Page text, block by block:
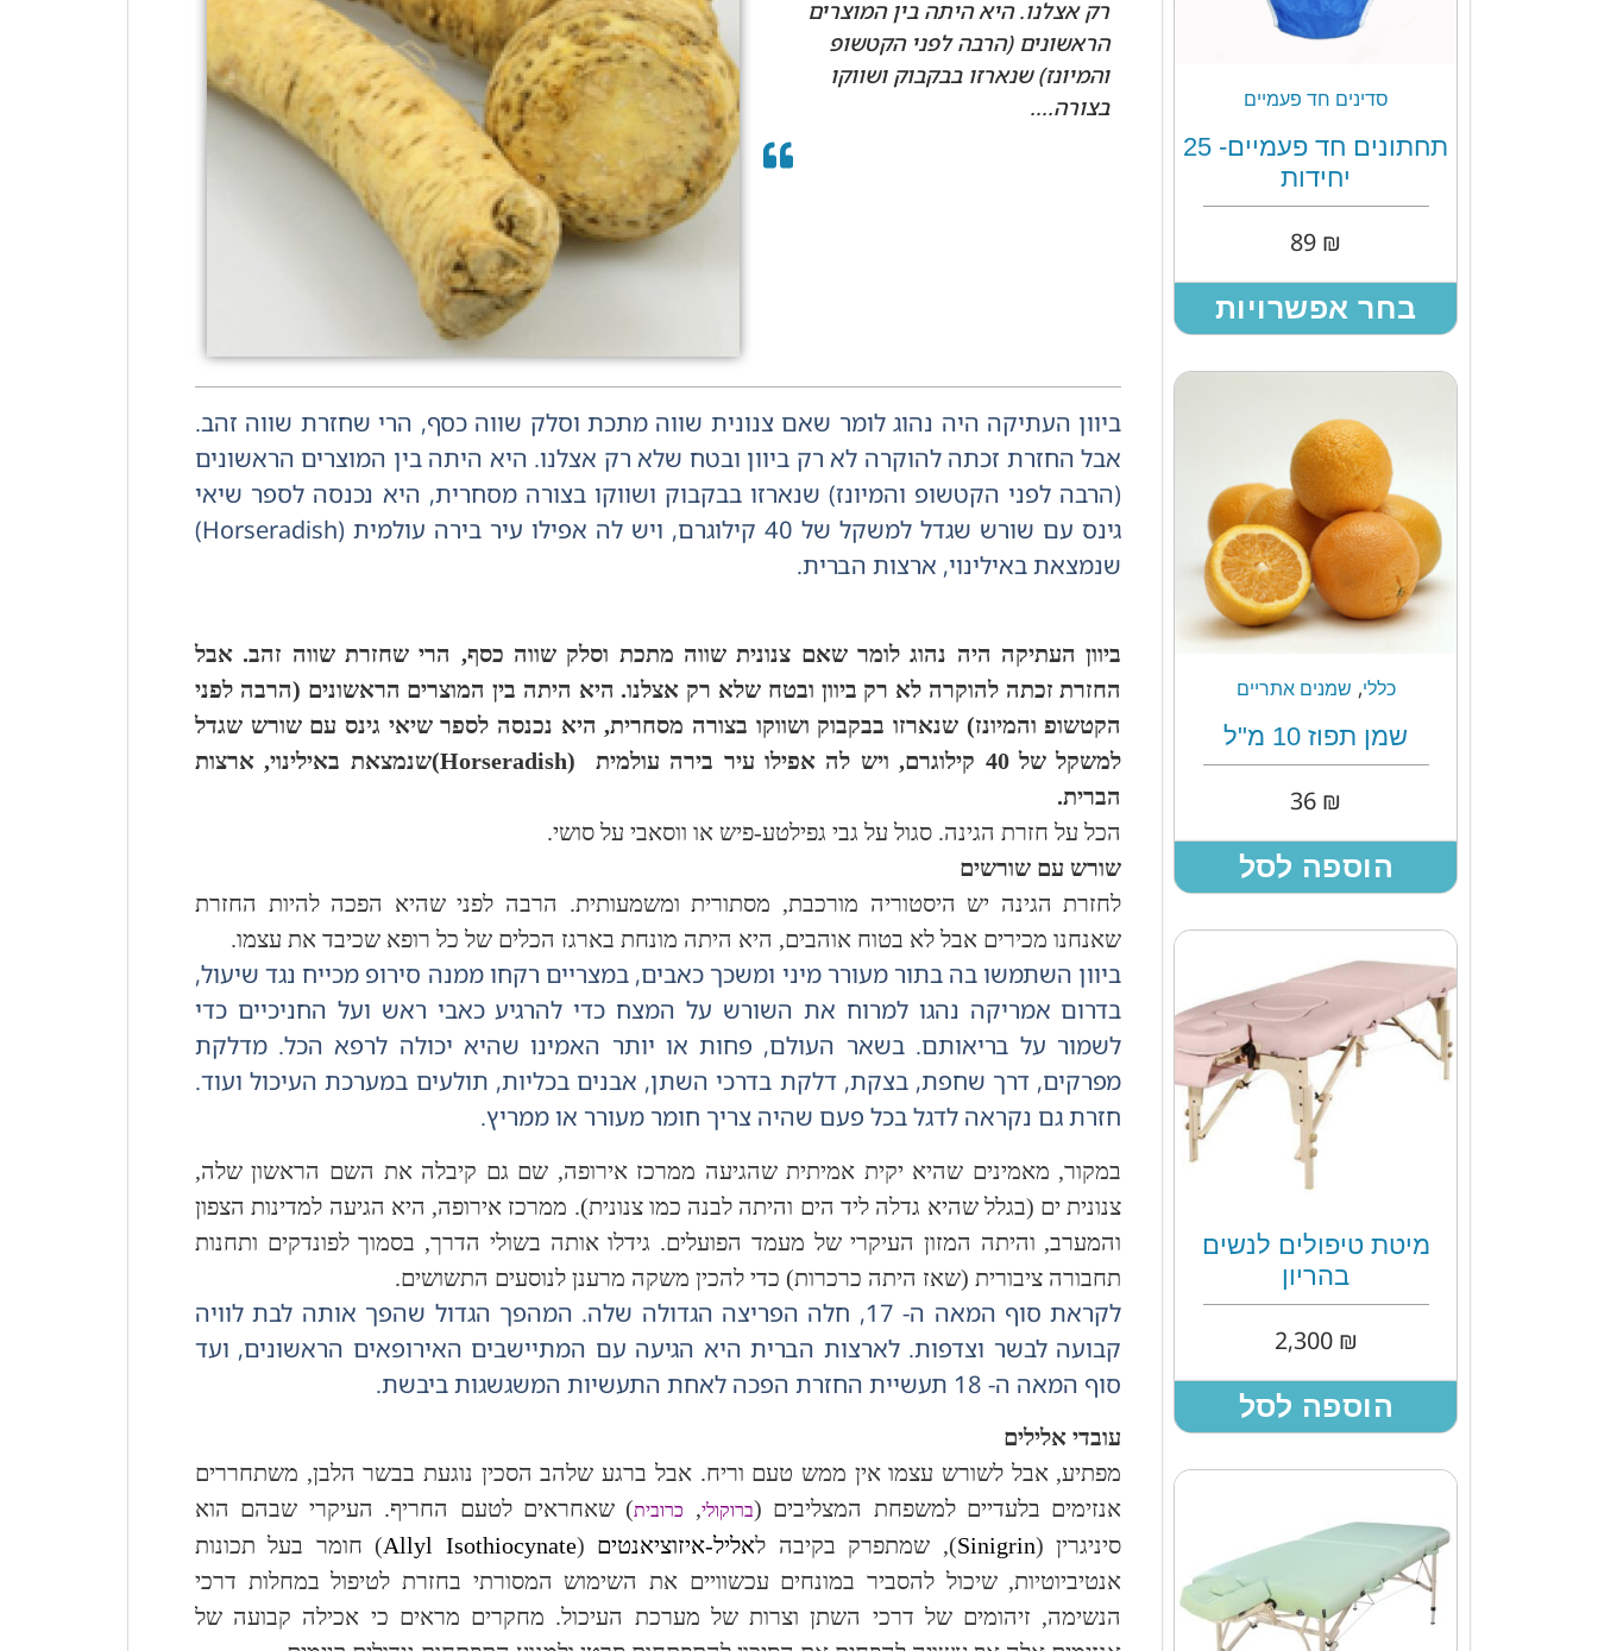
סדינים חד פעמיים
תחתונים חד פעמיים- 25
יחידות
₪
בחר אפשרויות
כללי, שמנים אתריים
שמן תפוז 10 מ"ל
₪
הוספה לסל
מיטת טיפולים לנשים
בהריון
₪
2,300
הוספה לסל
רק אצלנו. היא היתה בין המוצרים
הראשונים (הרבה לפני הקטשופ
והמיונז) שנארזו בבקבוק ושווקו
בצורה....
ביוון העתיקה היה נהוג לומר שאם צנונית שווה מתכת וסלק שווה כסף, הרי שחזרת שווה זהב.
אבל החזרת זכתה להוקרה לא רק ביוון ובטח שלא רק אצלנו. היא היתה בין המוצרים הראשונים
(הרבה לפני הקטשופ והמיונז) שנארזו בבקבוק ושווקו בצורה מסחרית, היא נכנסה לספר שיאי
גינס עם שורש שגדל למשקל של 40 קילוגרם, ויש לה אפילו עיר בירה עולמית (Horseradish)
שנמצאת באילינוי, ארצות הברית.
ביוון העתיקה היה נהוג לומר שאם צנונית שווה מתכת וסלק שווה כסף, הרי שחזרת שווה זהב. אבל
החזרת זכתה להוקרה לא רק ביוון ובטח שלא רק אצלנו. היא היתה בין המוצרים הראשונים (הרבה לפני
הקטשופ והמיונז) שנארזו בבקבוק ושווקו בצורה מסחרית, היא נכנסה לספר שיאי גינס עם שורש שגדל
למשקל של 40 קילוגרם, ויש לה אפילו עיר בירה עולמית
(Horseradish)שנמצאת באילינוי, ארצות
הברית.
הכל על חזרת הגינה. סגול על גבי גפילטע-פיש או ווסאבי על סושי.
שורש עם שורשים
לחזרת הגינה יש היסטוריה מורכבת, מסתורית ומשמעותית. הרבה לפני שהיא הפכה להיות החזרת
שאנחנו מכירים אבל לא בטוח אוהבים, היא היתה מונחת בארגז הכלים של כל רופא שכיבד את עצמו.
ביוון השתמשו בה בתור מעורר מיני ומשכך כאבים, במצריים רקחו ממנה סירופ מכייח נגד שיעול,
בדרום אמריקה נהגו למרוח את השורש על המצח כדי להרגיע כאבי ראש ועל החניכיים כדי
לשמור על בריאותם. בשאר העולם, פחות או יותר האמינו שהיא יכולה לרפא הכל.מדלקת
מפרקים, דרך שחפת, בצקת, דלקת בדרכי השתן, אבנים בכליות, תולעים במערכת העיכול ועוד.
חזרת גם נקראה לדגל בכל פעם שהיה צריך חומר מעורר או ממריץ.
במקור, מאמינים שהיא יקית אמיתית שהגיעה ממרכז אירופה, שם גם קיבלה את השם הראשון שלה,
צנונית ים (בגלל שהיא גדלה ליד הים והיתה לבנה כמו צנונית). ממרכז אירופה, היא הגיעה למדינות הצפון
והמערב, והיתה המזון העיקרי של מעמד הפועלים. גידלו אותה בשולי הדרך, בסמוך לפונדקים ותחנות
תחבורה ציבורית (שאז היתה כרכרות) כדי להכין משקה מרענן לנוסעים התשושים.
לקראת סוף המאה ה- 17, חלה הפריצה הגדולה שלה. המהפך הגדול שהפך אותה לבת לוויה
קבועה לבשר וצדפות. לארצות הברית היא הגיעה עם המתיישבים האירופאים הראשונים, ועד
סוף המאה ה- 18 תעשיית החזרת הפכה לאחת התעשיות המשגשגות ביבשת.
עובדי אלילים
מפתיע, אבל לשורש עצמו אין ממש טעם וריח. אבל ברגע שלהב הסכין נוגעת בבשר הלבן, משתחררים
אנזימים בלעדיים למשפחת המצליבים (ברוקולי, כרובית) שאחראים לטעם החריף. העיקרי שבהם הוא
סיניגרין (Sinigrin), שמתפרק בקיבה לאליל-איזוציאנטים (
Allyl Isothiocynate) חומר בעל תכונות
אנטיביוטיות, שיכול להסביר במונחים עכשוויים את השימוש המסורתי בחזרת לטיפול במחלות דרכי
הנשימה, זיהומים של דרכי השתן וצרות של מערכת העיכול. מחקרים מראים כי אכילה קבועה של